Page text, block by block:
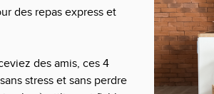
des repas express et
des amis, ces 4
stress et sans perdre